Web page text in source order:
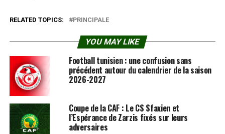
RELATED TOPICS: PRINCIPALE
YOU MAY LIKE
Football tunisien : une confusion sans
précédent autour du calendrier de la saison
2026-2027
Coupe de la CAF : Le CS Sfaxien et
l’Espérance de Zarzis fixés sur leurs
adversaires